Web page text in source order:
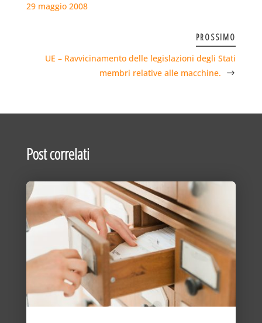
29 maggio 2008
PROSSIMO
UE – Ravvicinamento delle legislazioni degli Stati
membri relative alle macchine.
Post correlati